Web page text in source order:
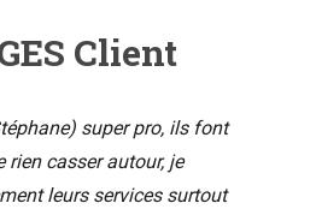
Client
super pro, ils font
rien casser autour, je
leurs services surtout